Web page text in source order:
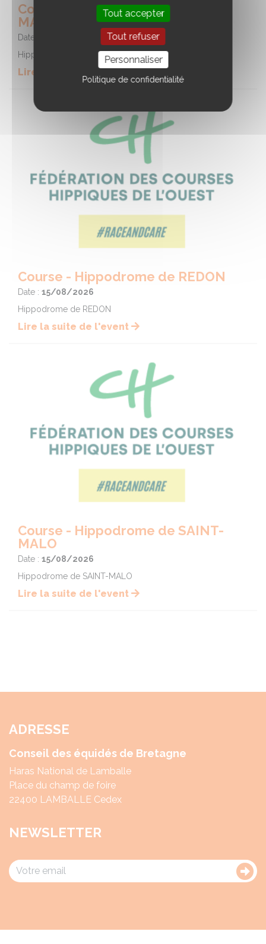
Course - Hippodrome de SAINT-
MALO
Date :
Hippodrome de SAINT-MALO
Lire la suite de l'event
Course - Hippodrome de REDON
Date : 15/08/2026
Hippodrome de REDON
Lire la suite de l'event
Course - Hippodrome de SAINT-
MALO
Date : 15/08/2026
Hippodrome de SAINT-MALO
Lire la suite de l'event
ADRESSE
Conseil des équidés de Bretagne
Haras National de Lamballe
Place du champ de foire
22400 LAMBALLE Cedex
NEWSLETTER
Tout accepter
Tout refuser
Personnaliser
Politique de confidentialité